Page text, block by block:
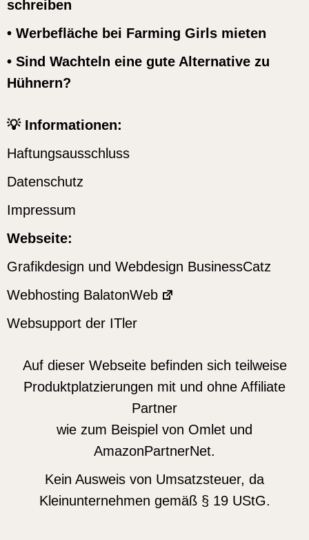
schreiben
• Werbefläche bei Farming Girls mieten
• Sind Wachteln eine gute Alternative zu
Hühnern?
💡 Informationen:
Haftungsausschluss
Datenschutz
Impressum
Webseite:
Grafikdesign und Webdesign BusinessCatz
Webhosting BalatonWeb
Websupport der ITler
Auf dieser Webseite befinden sich teilweise
Produktplatzierungen mit und ohne Affiliate
Partner
wie zum Beispiel von Omlet und
AmazonPartnerNet.
Kein Ausweis von Umsatzsteuer, da
Kleinunternehmen gemäß § 19 UStG.